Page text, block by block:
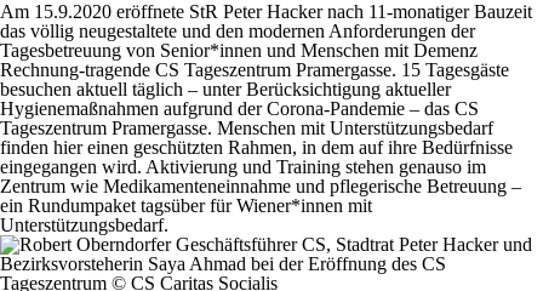
Am 15.9.2020 eröffnete StR Peter Hacker nach 11-monatiger Bauzeit
das völlig neugestaltete und den modernen Anforderungen der
Tagesbetreuung von Senior*innen und Menschen mit Demenz
Rechnung-tragende CS Tageszentrum Pramergasse. 15 Tagesgäste
besuchen aktuell täglich – unter Berücksichtigung aktueller
Hygienemaßnahmen aufgrund der Corona-Pandemie – das CS
Tageszentrum Pramergasse. Menschen mit Unterstützungsbedarf
finden hier einen geschützten Rahmen, in dem auf ihre Bedürfnisse
eingegangen wird. Aktivierung und Training stehen genauso im
Zentrum wie Medikamenteneinnahme und pflegerische Betreuung –
ein Rundumpaket tagsüber für Wiener*innen mit
Unterstützungsbedarf.